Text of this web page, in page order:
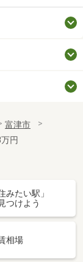
富津市
円
みたい駅」
つけよう
相場